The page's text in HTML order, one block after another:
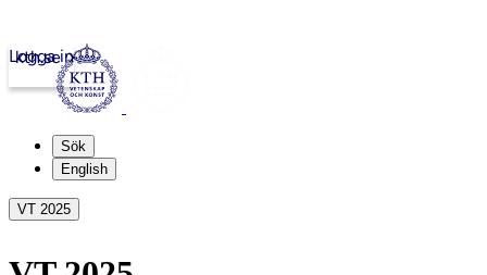
kth.se
Logga in
Sök
English
VT 2025